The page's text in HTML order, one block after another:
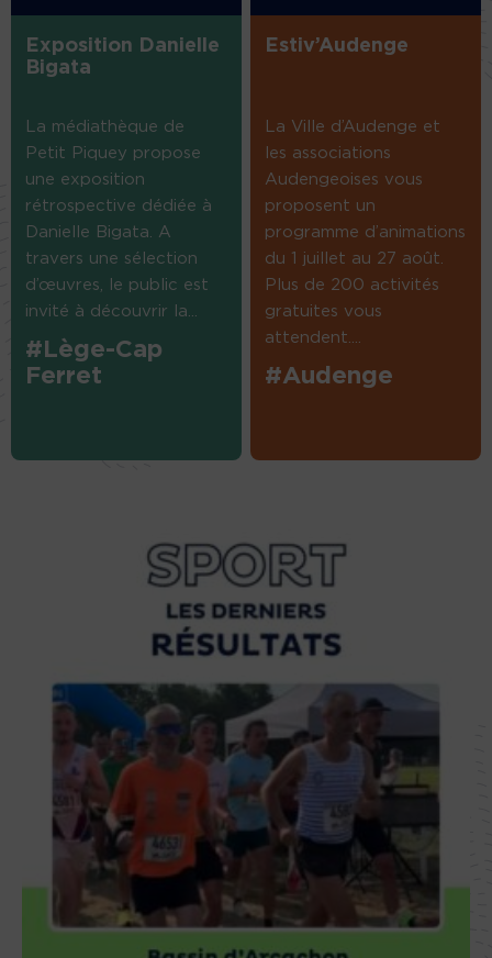
Exposition Danielle
Bigata
La médiathèque de
Petit Piquey propose
une exposition
rétrospective dédiée à
Danielle Bigata. A
travers une sélection
d’œuvres, le public est
invité à découvrir la...
#Lège-Cap
Ferret
Estiv’Audenge
La Ville d’Audenge et
les associations
Audengeoises vous
proposent un
programme d’animations
du 1 juillet au 27 août.
Plus de 200 activités
gratuites vous
attendent....
#Audenge